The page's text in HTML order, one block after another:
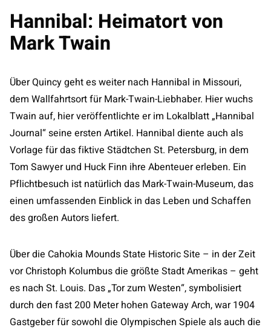
Hannibal: Heimatort von
Mark Twain
Über Quincy geht es weiter nach Hannibal in Missouri,
dem Wallfahrtsort für Mark-Twain-Liebhaber. Hier wuchs
Twain auf, hier veröffentlichte er im Lokalblatt „Hannibal
Journal“ seine ersten Artikel. Hannibal diente auch als
Vorlage für das fiktive Städtchen St. Petersburg, in dem
Tom Sawyer und Huck Finn ihre Abenteuer erleben. Ein
Pflichtbesuch ist natürlich das Mark-Twain-Museum, das
einen umfassenden Einblick in das Leben und Schaffen
des großen Autors liefert.
Über die Cahokia Mounds State Historic Site – in der Zeit
vor Christoph Kolumbus die größte Stadt Amerikas – geht
es nach St. Louis. Das „Tor zum Westen“, symbolisiert
durch den fast 200 Meter hohen Gateway Arch, war 1904
Gastgeber für sowohl die Olympischen Spiele als auch die